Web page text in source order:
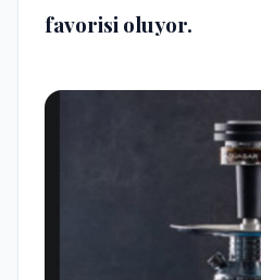
favorisi oluyor.